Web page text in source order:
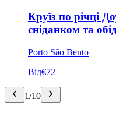
Круїз по річці
сніданком та
Porto São Bento
Від€72
1/10